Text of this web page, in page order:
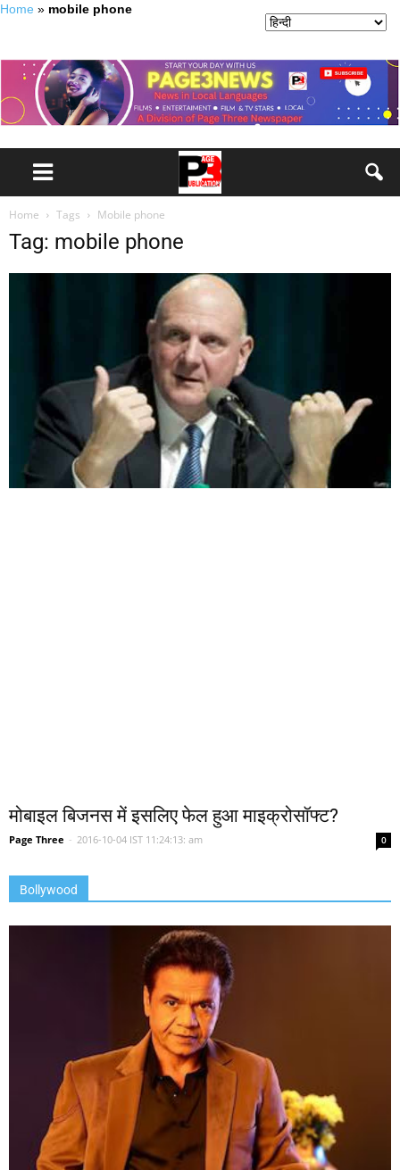
Home » mobile phone
Home Tags Mobile phone
Tag: mobile phone
मोबाइल बिजनस में इसलिए फेल हुआ माइक्रोसॉफ्ट?
Page Three - 2016-10-04 IST 11:24:13: am 0
Bollywood